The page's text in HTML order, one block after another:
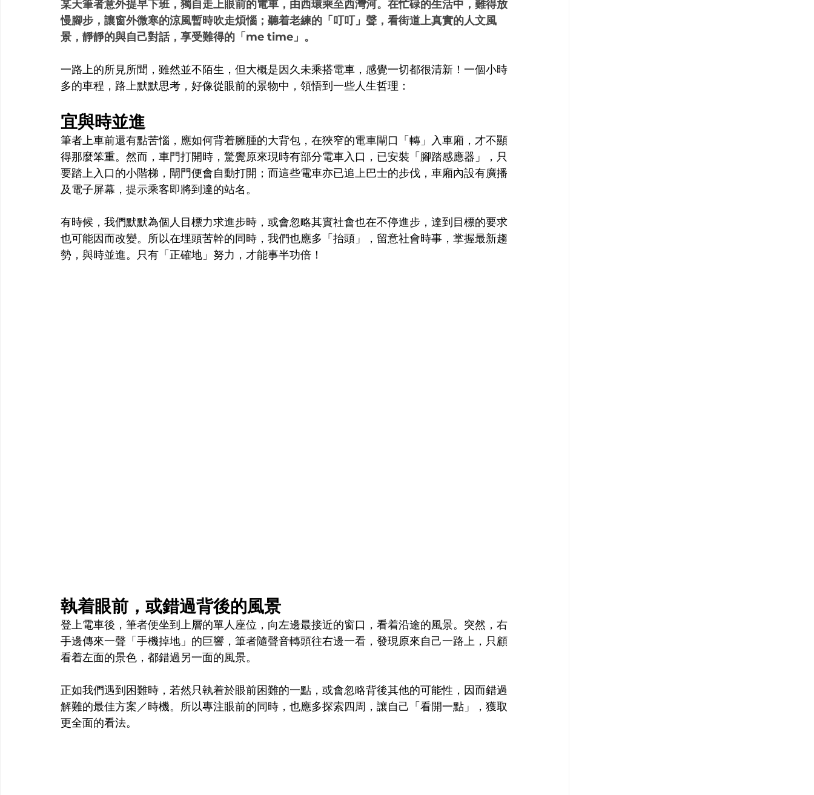
某天筆者意外提早下班，獨自走上眼前的電車，由西環乘至西灣河。在忙碌的生活中，難得放
慢腳步，讓窗外微寒的涼風暫時吹走煩惱；聽着老練的「叮叮」聲，看街道上真實的人文風
景，靜靜的與自己對話，享受難得的「me time」。
一路上的所見所聞，雖然並不陌生，但大概是因久未乘搭電車，感覺一切都很清新！一個小時
多的車程，路上默默思考，好像從眼前的景物中，領悟到一些人生哲理：
宜與時並進
筆者上車前還有點苦惱，應如何背着臃腫的大背包，在狹窄的電車閘口「轉」入車廂，才不顯
得那麼笨重。然而，車門打開時，驚覺原來現時有部分電車入口，已安裝「腳踏感應器」，只
要踏上入口的小階梯，閘門便會自動打開；而這些電車亦已追上巴士的步伐，車廂內設有廣播
及電子屏幕，提示乘客即將到達的站名。
有時候，我們默默為個人目標力求進步時，或會忽略其實社會也在不停進步，達到目標的要求
也可能因而改變。所以在埋頭苦幹的同時，我們也應多「抬頭」，留意社會時事，掌握最新趨
勢，與時並進。只有「正確地」努力，才能事半功倍！
執着眼前，或錯過背後的風景
登上電車後，筆者便坐到上層的單人座位，向左邊最接近的窗口，看着沿途的風景。突然，右
手邊傳來一聲「手機掉地」的巨響，筆者隨聲音轉頭往右邊一看，發現原來自己一路上，只顧
看着左面的景色，都錯過另一面的風景。
正如我們遇到困難時，若然只執着於眼前困難的一點，或會忽略背後其他的可能性，因而錯過
解難的最佳方案／時機。所以專注眼前的同時，也應多探索四周，讓自己「看開一點」，獲取
更全面的看法。